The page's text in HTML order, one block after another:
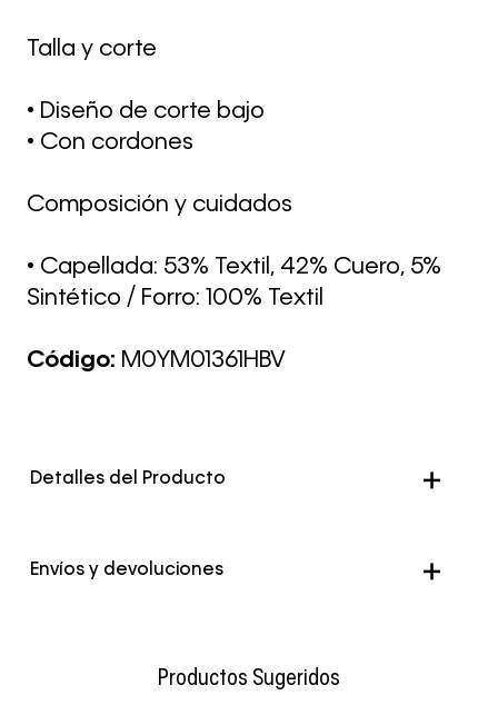
Talla y corte
• Diseño de corte bajo
• Con cordones
Composición y cuidados
• Capellada: 53% Textil, 42% Cuero, 5%
Sintético / Forro: 100% Textil
Código: M0YM01361HBV
Detalles del Producto
Envíos y devoluciones
Productos Sugeridos